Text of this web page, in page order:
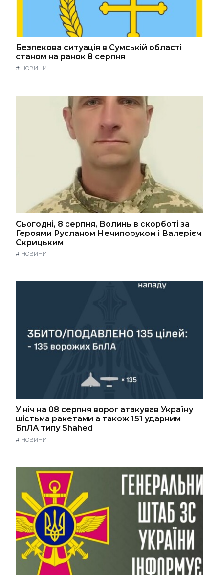
Безпекова ситуація в Сумській області
станом на ранок 8 серпня
# НОВИНИ
Сьогодні, 8 серпня, Волинь в скорботі за
Героями Русланом Нечипоруком і Валерієм
Скрицьким
# НОВИНИ
У ніч на 08 серпня ворог атакував Україну
шістьма ракетами а також 151 ударним
БпЛА типу Shahed
# НОВИНИ